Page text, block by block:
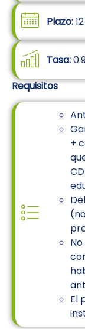
Plazo:
Tasa:
Requisitos
+
El